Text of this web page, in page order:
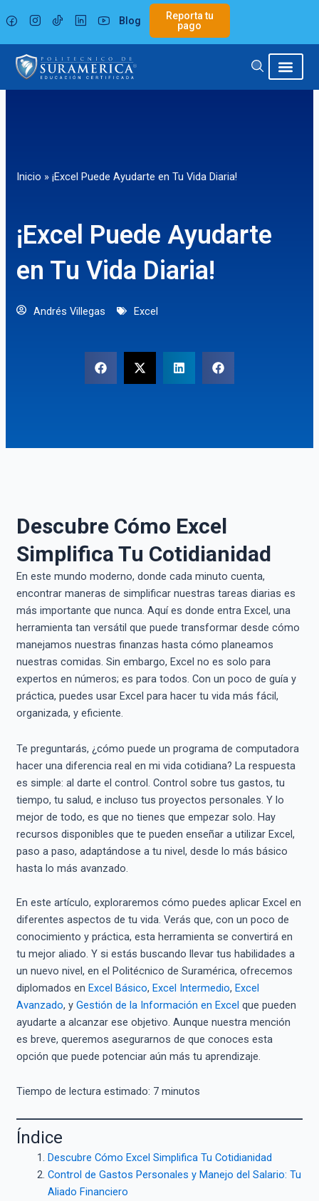
al
contenido
Blog
Reporta tu
pago
Inicio » ¡Excel Puede Ayudarte en Tu Vida Diaria!
¡Excel Puede Ayudarte
en Tu Vida Diaria!
Andrés Villegas Excel
Descubre Cómo Excel
Simplifica Tu Cotidianidad
En este mundo moderno, donde cada minuto cuenta,
encontrar maneras de simplificar nuestras tareas diarias es
más importante que nunca. Aquí es donde entra Excel, una
herramienta tan versátil que puede transformar desde cómo
manejamos nuestras finanzas hasta cómo planeamos
nuestras comidas. Sin embargo, Excel no es solo para
expertos en números; es para todos. Con un poco de guía y
práctica, puedes usar Excel para hacer tu vida más fácil,
organizada, y eficiente.
Te preguntarás, ¿cómo puede un programa de computadora
hacer una diferencia real en mi vida cotidiana? La respuesta
es simple: al darte el control. Control sobre tus gastos, tu
tiempo, tu salud, e incluso tus proyectos personales. Y lo
mejor de todo, es que no tienes que empezar solo. Hay
recursos disponibles que te pueden enseñar a utilizar Excel,
paso a paso, adaptándose a tu nivel, desde lo más básico
hasta lo más avanzado.
En este artículo, exploraremos cómo puedes aplicar Excel en
diferentes aspectos de tu vida. Verás que, con un poco de
conocimiento y práctica, esta herramienta se convertirá en
tu mejor aliado. Y si estás buscando llevar tus habilidades a
un nuevo nivel, en el Politécnico de Suramérica, ofrecemos
diplomados en Excel Básico, Excel Intermedio, Excel
Avanzado, y Gestión de la Información en Excel que pueden
ayudarte a alcanzar ese objetivo. Aunque nuestra mención
es breve, queremos asegurarnos de que conoces esta
opción que puede potenciar aún más tu aprendizaje.
Tiempo de lectura estimado: 7minutos
Índice
Descubre Cómo Excel Simplifica Tu Cotidianidad
Control de Gastos Personales y Manejo del Salario: Tu
Aliado Financiero